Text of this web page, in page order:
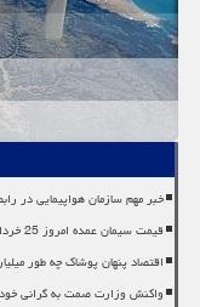
خبر مهم سازمان هواپیمایی در
قیمت سیمان عمده امروز 25 خرداد 1405
اقتصاد پنهان پوشاک چه طور
واکنش وزارت صمت به گرانی